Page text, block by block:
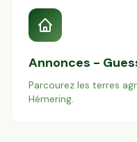
Annonces -
Parcourez les terres
Hémering.